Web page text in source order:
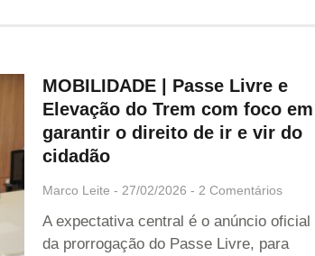
MOBILIDADE | Passe Livre e
Elevação do Trem com foco em
garantir o direito de ir e vir do
cidadão
Marco Leite 27/02/2026 2 Comentários
A expectativa central é o anúncio oficial
da prorrogação do Passe Livre, para